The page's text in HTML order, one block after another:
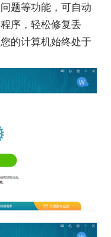
题等功能，可自动
序，轻松修复丢
的计算机始终处于